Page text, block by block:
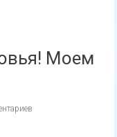
Моем